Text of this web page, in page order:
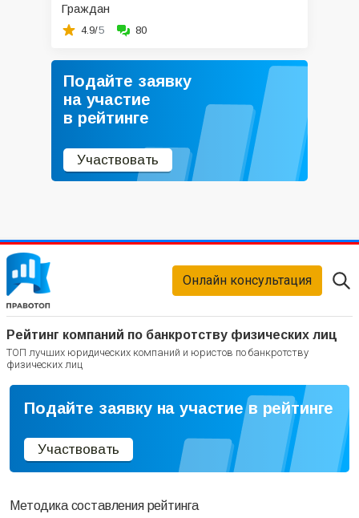
Граждан
4.9/5 80
Подайте заявку
на участие
в рейтинге
Участвовать
Рейтинг компаний по банкротству физических лиц
ТОП лучших юридических компаний и юристов по банкротству
физических лиц
Онлайн консультация
Подайте заявку на участие в рейтинге
Участвовать
Методика составления рейтинга